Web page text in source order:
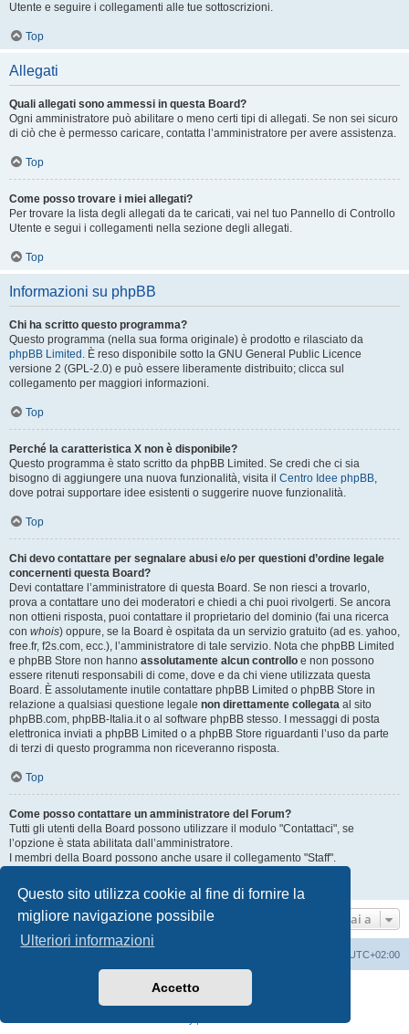
Questo sito utilizza cookie al fine di fornire la
migliore navigazione possibile
Ulteriori informazioni
Accetto
Utente e seguire i collegamenti alle tue sottoscrizioni.
Top
Allegati
Quali allegati sono ammessi in questa Board?
Ogni amministratore può abilitare o meno certi tipi di allegati. Se non sei sicuro
di ciò che è permesso caricare, contatta l’amministratore per avere assistenza.
Top
Come posso trovare i miei allegati?
Per trovare la lista degli allegati da te caricati, vai nel tuo Pannello di Controllo
Utente e segui i collegamenti nella sezione degli allegati.
Top
Informazioni su phpBB
Chi ha scritto questo programma?
Questo programma (nella sua forma originale) è prodotto e rilasciato da
phpBB Limited . È reso disponibile sotto la GNU General Public Licence
versione 2 (GPL-2.0) e può essere liberamente distribuito; clicca sul
collegamento per maggiori informazioni.
Top
Perché la caratteristica X non è disponibile?
Questo programma è stato scritto da phpBB Limited. Se credi che ci sia
bisogno di aggiungere una nuova funzionalità, visita il Centro Idee phpBB,
dove potrai supportare idee esistenti o suggerire nuove funzionalità.
Top
Chi devo contattare per segnalare abusi e/o per questioni d’ordine legale
concernenti questa Board?
Devi contattare l’amministratore di questa Board. Se non riesci a trovarlo,
prova a contattare uno dei moderatori e chiedi a chi puoi rivolgerti. Se ancora
non ottieni risposta, puoi contattare il proprietario del dominio (fai una ricerca
con whois) oppure, se la Board è ospitata da un servizio gratuito (ad es. yahoo,
free.fr, f2s.com, ecc.), l’amministratore di tale servizio. Nota che phpBB Limited
e phpBB Store non hanno assolutamente alcun controllo e non possono
essere ritenuti responsabili di come, dove e da chi viene utilizzata questa
Board. È assolutamente inutile contattare phpBB Limited o phpBB Store in
relazione a qualsiasi questione legale non direttamente collegata al sito
phpBB.com, phpBB-Italia.it o al software phpBB stesso. I messaggi di posta
elettronica inviati a phpBB Limited o a phpBB Store riguardanti l’uso da parte
di terzi di questo programma non riceveranno risposta.
Top
Come posso contattare un amministratore del Forum?
Tutti gli utenti della Board possono utilizzare il modulo "Contattaci", se
l’opzione è stata abilitata dall’amministratore.
I membri della Board possono anche usare il collegamento "Staff".
Top
Vai a
UTC+02:00
phpBB® Forum Software © phpBB Limited
phpBB-Italia.it